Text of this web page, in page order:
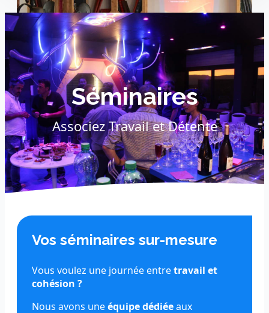
Séminaires
Associez Travail et Détente
Vos séminaires sur-mesure
Vous voulez une journée entretravail et
cohésion ?
Nous avons uneéquipe dédiéeaux